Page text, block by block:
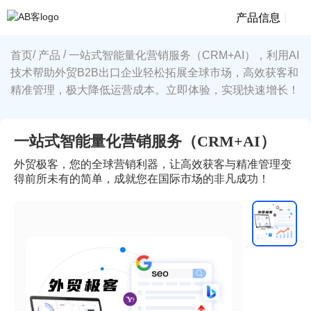
产品信息
首页/ 产品 / 一站式智能量化营销服务（CRM+AI），利用AI
技术帮助外贸B2B出口企业轻松拓展全球市场，高效获客和
精准管理，极大降低运营成本。立即体验，实现快速增长！
一站式智能量化营销服务（CRM+AI）
外贸极客，您的全球营销利器，让高效获客与精准管理变
得前所未有的简单，成就您在国际市场的非凡成功！